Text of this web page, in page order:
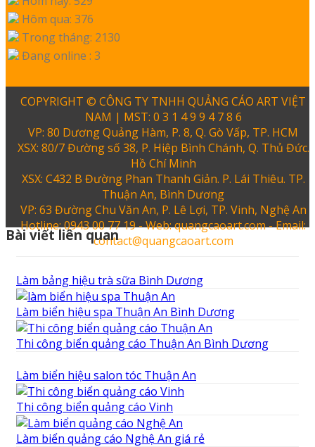
Hôm qua: 376
Trong tháng: 2130
Đang online : 3
COPYRIGHT © CÔNG TY TNHH QUẢNG CÁO ART VIỆT
NAM | MST: 0 3 1 4 9 9 4 7 8 6
VP: 80 Dương Quảng Hàm, P. 8, Q. Gò Vấp, TP. HCM
XSX: 80/7 Đường số 38, P. Hiệp Bình Chánh, Q. Thủ Đức.
Hồ Chí Minh
XSX: C432 B Đường Phan Thanh Giản. P. Lái Thiêu. TP.
Thuận An, Bình Dương
VP: 63 Đường Chu Văn An, P. Lê Lợi, TP. Vinh, Nghệ An
Hotline: 0943 00 77 19 - Web: quangcaoart.com - Email:
contact@quangcaoart.com
Bài viết liên quan
Làm bảng hiệu trà sữa Bình Dương
Làm biển hiệu spa Thuận An Bình Dương
Thi công biển quảng cáo Thuận An Bình Dương
Làm biển hiệu salon tóc Thuận An
Thi công biển quảng cáo Vinh
Làm biển quảng cáo Nghệ An giá rẻ